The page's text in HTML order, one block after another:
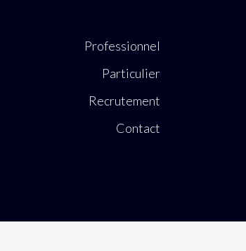
Professionnel
Particulier
Recrutement
Contact